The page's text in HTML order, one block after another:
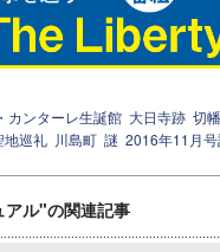
カンターレ生誕館 大日寺跡 切
地巡礼 川島町 謎 2016年11月
ル"の関連記事